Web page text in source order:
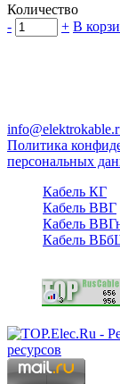
Количество
-
+ В
Политика
персональных
Кабель КГ
Кабель ВВГ
Кабель
Кабель